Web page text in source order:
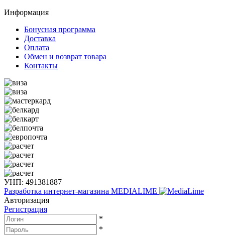
Информация
Бонусная программа
Доставка
Оплата
Обмен и возврат товара
Контакты
УНП: 491381887
Разработка интернет-магазина MEDIALIME
Авторизация
Регистрация
*
*